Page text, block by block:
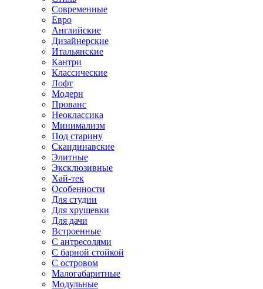
Современные
Евро
Английские
Дизайнерские
Итальянские
Кантри
Классические
Лофт
Модерн
Прованс
Неоклассика
Минимализм
Под старину
Скандинавские
Элитные
Эксклюзивные
Хай-тек
Особенности
Для студии
Для хрущевки
Для дачи
Встроенные
С антресолями
С барной стойкой
С островом
Малогабаритные
Модульные